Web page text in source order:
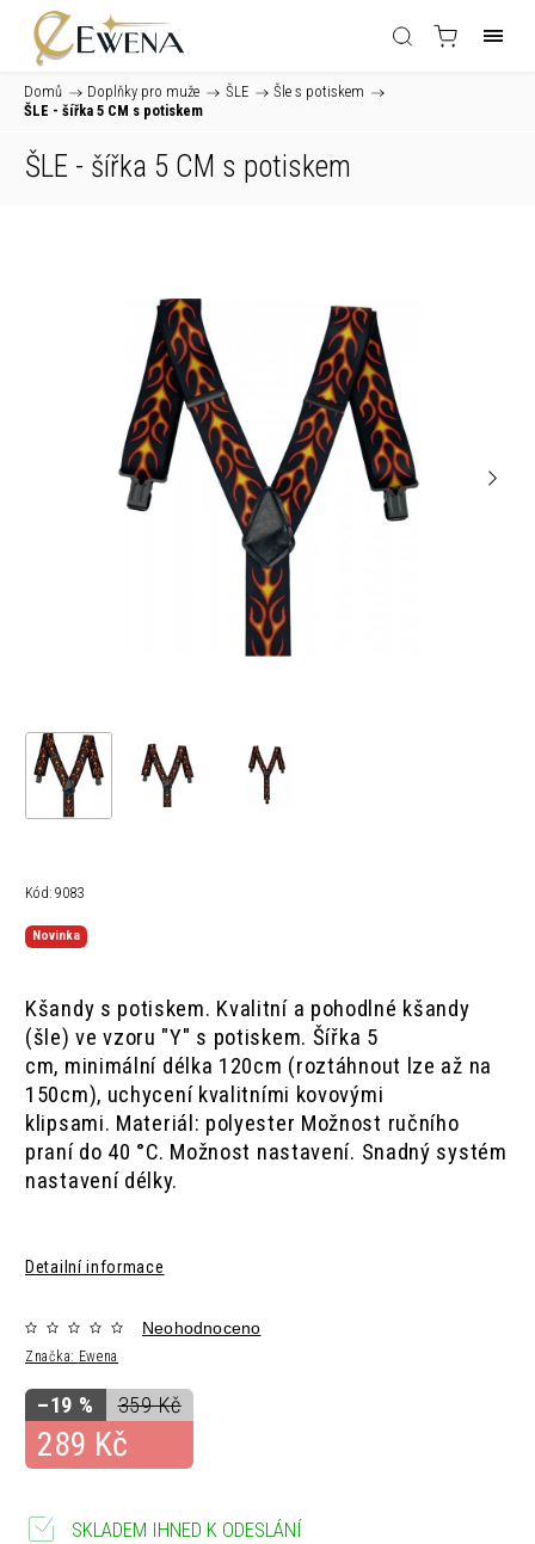
Domů / Doplňky pro muže / ŠLE / Šle s potiskem /
ŠLE - šířka 5 CM s potiskem
ŠLE - šířka 5 CM s potiskem
Kód: 9083
Novinka
Kšandy s potiskem. Kvalitní a pohodlné kšandy
(šle) ve vzoru "Y" s potiskem. Šířka 5
cm, minimální délka 120cm (roztáhnout lze až na
150cm), uchycení kvalitními kovovými
klipsami. Materiál: polyester Možnost ručního
praní do 40 °C. Možnost nastavení. Snadný systém
nastavení délky.
Detailní informace
Značka: Ewena
Neohodnoceno
359 Kč
–19 %
289 Kč
SKLADEM IHNED K ODESLÁNÍ